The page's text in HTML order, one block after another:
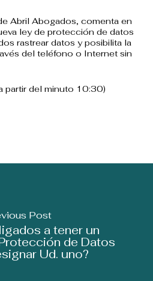
Abril Abogados, comenta en
ley de protección de datos
rastrear datos y posibilita la
del teléfono o Internet sin
partir del minuto 10:30)
Post
a tener un
de Datos
Ud. uno?